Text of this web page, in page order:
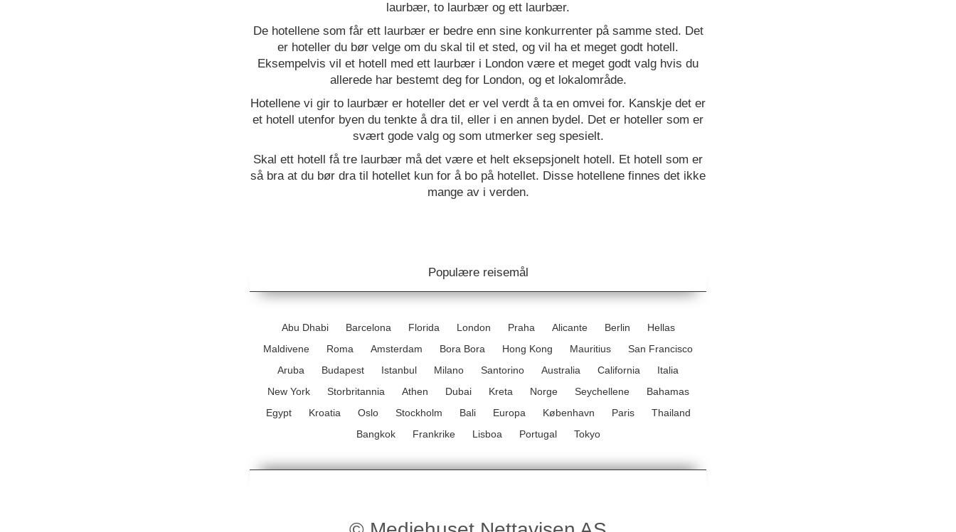
laurbær, to laurbær og ett laurbær.
De hotellene som får ett laurbær er bedre enn sine konkurrenter på samme sted. Det
er hoteller du bør velge om du skal til et sted, og vil ha et meget godt hotell.
Eksempelvis vil et hotell med ett laurbær i London være et meget godt valg hvis du
allerede har bestemt deg for London, og et lokalområde.
Hotellene vi gir to laurbær er hoteller det er vel verdt å ta en omvei for. Kanskje det er
et hotell utenfor byen du tenkte å dra til, eller i en annen bydel. Det er hoteller som er
svært gode valg og som utmerker seg spesielt.
Skal ett hotell få tre laurbær må det være et helt eksepsjonelt hotell. Et hotell som er
så bra at du bør dra til hotellet kun for å bo på hotellet. Disse hotellene finnes det ikke
mange av i verden.
Populære reisemål
Abu Dhabi Barcelona Florida London Praha Alicante Berlin
Hellas
Maldivene
Roma Amsterdam Bora Bora Hong Kong Mauritius
San Francisco
Aruba
Budapest Istanbul Milano Santorino Australia California
Italia
New York
Storbritannia Athen Dubai Kreta Norge Seychellene
Bahamas
Egypt
Kroatia Oslo Stockholm Bali Europa København Paris
Thailand
Bangkok
Frankrike Lisboa Portugal Tokyo